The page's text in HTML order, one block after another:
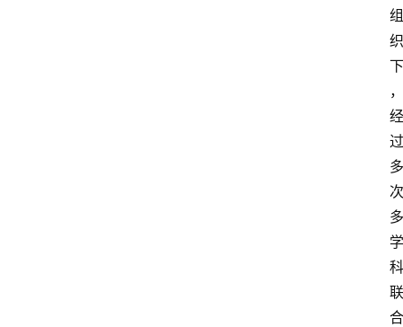
组
织
下
，
经
过
多
次
多
学
科
联
合